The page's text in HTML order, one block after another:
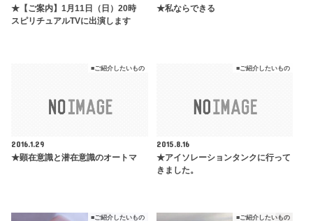
★【ご案内】1月11日（日）20時
スピリチュアルTVに出演します
★私ならできる
■ご紹介したいもの
2016.1.29
★顕在意識と潜在意識のオートマ
■ご紹介したいもの
2015.8.16
★アイソレーションタンクに行って
きました。
■ご紹介したいもの ■ご紹介したいもの